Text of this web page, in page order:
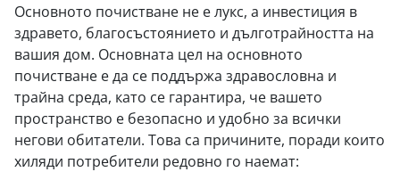
Основното почистване не е лукс, а инвестиция в
здравето, благосъстоянието и дълготрайността на
вашия дом. Основната цел на основното
почистване е да се поддържа здравословна и
трайна среда, като се гарантира, че вашето
пространство е безопасно и удобно за всички
негови обитатели. Това са причините, поради които
хиляди потребители редовно го наемат: